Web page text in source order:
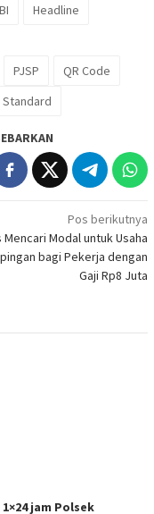
Headline
PJSP
QR Code
Pos berikutnya
Mencari Modal untuk Usaha
bagi Pekerja dengan
Gaji Rp8 Juta
1×24 jam Polsek